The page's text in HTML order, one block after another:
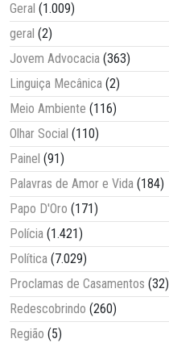
Geral (1.009)
geral (2)
Jovem Advocacia (363)
Linguiça Mecânica (2)
Meio Ambiente (116)
Olhar Social (110)
Painel (91)
Palavras de Amor e Vida (184)
Papo D'Oro (171)
Polícia (1.421)
Política (7.029)
Proclamas de Casamentos (32)
Redescobrindo (260)
Região (5)